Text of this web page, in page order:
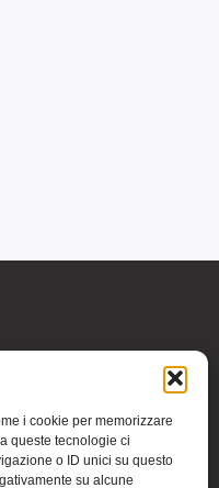
i cookie per memorizzare
queste tecnologie ci
o ID unici su questo
su alcune
in
terapia o
una
nel sito.